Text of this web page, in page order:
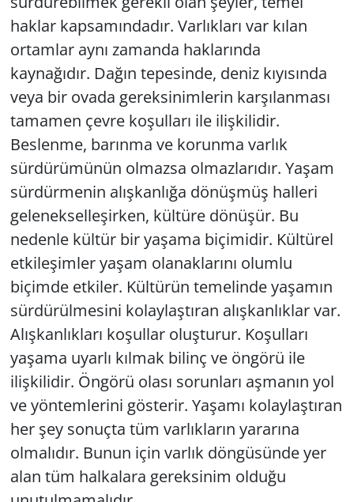
haklar kapsamındadır. Varlıkları var kılan
ortamlar aynı zamanda haklarında
kaynağıdır. Dağın tepesinde, deniz kıyısında
veya bir ovada gereksinimlerin karşılanması
tamamen çevre koşulları ile ilişkilidir.
Beslenme, barınma ve korunma varlık
sürdürümünün olmazsa olmazlarıdır. Yaşam
sürdürmenin alışkanlığa dönüşmüş halleri
gelenekselleşirken, kültüre dönüşür. Bu
nedenle kültür bir yaşama biçimidir. Kültürel
etkileşimler yaşam olanaklarını olumlu
biçimde etkiler. Kültürün temelinde yaşamın
sürdürülmesini kolaylaştıran alışkanlıklar var.
Alışkanlıkları koşullar oluşturur. Koşulları
yaşama uyarlı kılmak bilinç ve öngörü ile
ilişkilidir. Öngörü olası sorunları aşmanın yol
ve yöntemlerini gösterir. Yaşamı kolaylaştıran
her şey sonuçta tüm varlıkların yararına
olmalıdır. Bunun için varlık döngüsünde yer
alan tüm halkalara gereksinim olduğu